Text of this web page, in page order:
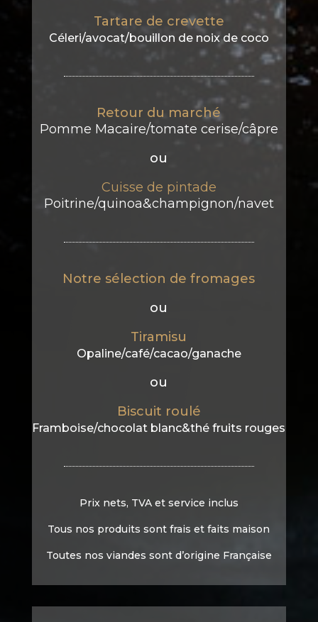
Tartare de crevette
Céleri/avocat/bouillon de noix de coco
Retour du marché
Pomme Macaire/tomate cerise/câpre
ou
Cuisse de pintade
Poitrine/quinoa&champignon/navet
Notre sélection de fromages
ou
Tiramisu
Opaline/café/cacao/ganache
ou
Biscuit roulé
Framboise/chocolat blanc&thé fruits rouges
Prix nets, TVA et service inclus
Tous nos produits sont frais et faits maison
Toutes nos viandes sont d’origine Française